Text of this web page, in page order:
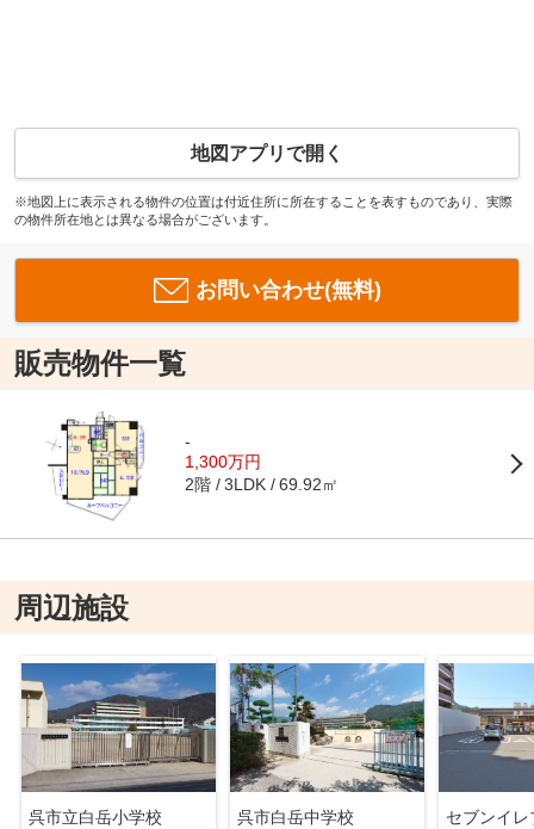
地図アプリで開く
※地図上に表示される物件の位置は付近住所に所在することを表すものであり、実際
の物件所在地とは異なる場合がございます。
お問い合わせ(無料)
販売物件一覧
-
1,300万円
2階 3LDK 69.92㎡
周辺施設
呉市立白岳小学校
呉市白岳中学校